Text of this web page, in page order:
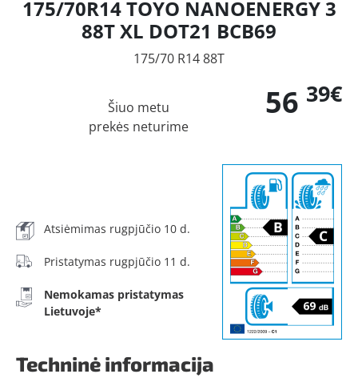
175/70R14 TOYO NANOENERGY 3
88T XL DOT21 BCB69
175/70 R14 88T
56 39€
Šiuo metu
prekės neturime
Atsiėmimas rugpjūčio 10 d.
Pristatymas rugpjūčio 11 d.
Nemokamas pristatymas
Lietuvoje*
Techninė informacija